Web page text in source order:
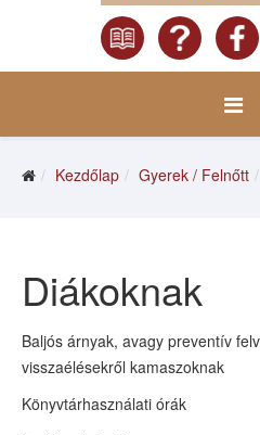
Kezdőlap Gyerek / Felnőtt
Diákoknak
Baljós árnyak, avagy preventív
visszaélésekről kamaszoknak
Könyvtárhasználati órák